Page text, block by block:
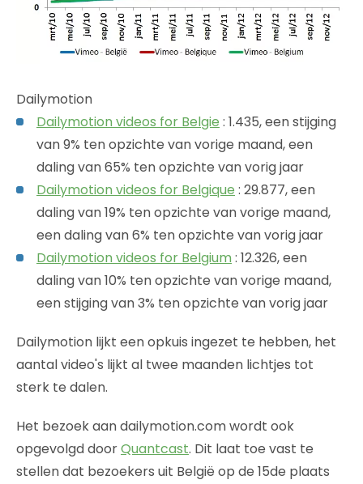
Dailymotion
Dailymotion videos for Belgie : 1.435, een stijging
van 9% ten opzichte van vorige maand, een
daling van 65% ten opzichte van vorig jaar
Dailymotion videos for Belgique : 29.877, een
daling van 19% ten opzichte van vorige maand,
een daling van 6% ten opzichte van vorig jaar
Dailymotion videos for Belgium : 12.326, een
daling van 10% ten opzichte van vorige maand,
een stijging van 3% ten opzichte van vorig jaar
Dailymotion lijkt een opkuis ingezet te hebben, het
aantal video's lijkt al twee maanden lichtjes tot
sterk te dalen.
Het bezoek aan dailymotion.com wordt ook
opgevolgd doorQuantcast. Dit laat toe vast te
stellen dat bezoekers uit België op de 15de plaats